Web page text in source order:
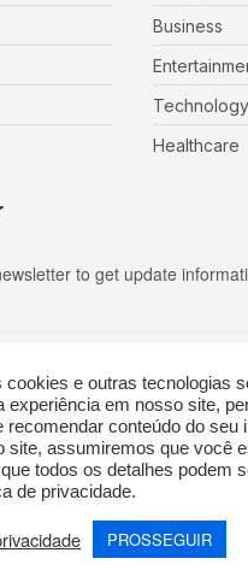
Business
Technology
Healthcare
to get update
SIGN UP
Echoiz, All rights reserved.
Privacy Policy
cookies e outras tecnologias
experiência em nosso site,
recomendar conteúdo do seu
site, assumiremos que você
todos os detalhes podem
de privacidade.
PROSSEGUIR